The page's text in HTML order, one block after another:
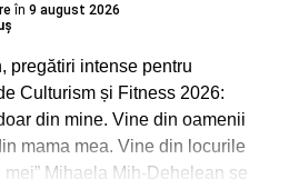
în 9 august 2026
pregătiri intense pentru
Culturism și Fitness 2026:
din mine. Vine din oamenii
mama mea. Vine din locurile
Mihaela Mih-Dehelean se